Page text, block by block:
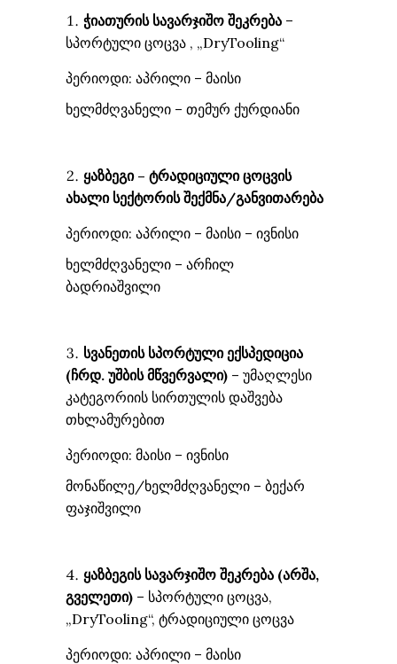
ჭიათურის სავარჯიშო შეკრება –
სპორტული ცოცვა , „DryTooling“
პერიოდი: აპრილი – მაისი
ხელმძღვანელი – თემურ ქურდიანი
ყაზბეგი – ტრადიციული ცოცვის
ახალი სექტორის შექმნა/განვითარება
პერიოდი: აპრილი – მაისი – ივნისი
ხელმძღვანელი – არჩილ
ბადრიაშვილი
სვანეთის სპორტული ექსპედიცია
(ჩრდ. უშბის მწვერვალი) – უმაღლესი
კატეგორიის სირთულის დაშვება
თხლამურებით
პერიოდი: მაისი – ივნისი
მონაწილე/ხელმძღვანელი – ბექარ
ფაჯიშვილი
ყაზბეგის სავარჯიშო შეკრება (არშა,
გველეთი) – სპორტული ცოცვა,
„DryTooling“, ტრადიციული ცოცვა
პერიოდი: აპრილი – მაისი